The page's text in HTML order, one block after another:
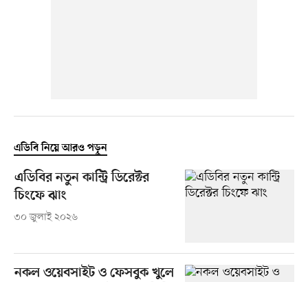
এডিবি নিয়ে আরও পড়ুন
এডিবির নতুন কান্ট্রি ডিরেক্টর
চিংফে ঝাং
৩০ জুলাই ২০২৬
নকল ওয়েবসাইট ও ফেসবুক খুলে